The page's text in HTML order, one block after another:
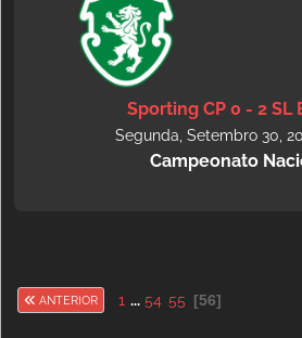
Sporting CP 0 - 2 SL
Segunda, Setembro 30,
Campeonato
ANTERIOR 1 ... 54 55 56